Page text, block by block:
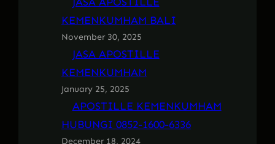
KEMENKUMHAM BALI
November 30, 2025
JASA APOSTILLE
KEMENKUMHAM
January 25, 2025
APOSTILLE KEMENKUMHAM
HUBUNGI 0852-1600-6336
December 18, 2024